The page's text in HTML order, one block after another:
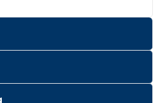
trên thế giới. Với công dụng
cơn đau nhức, mỏi cơ, bong
lại cảm giác thoải mái và
Hisamitsu 85ml mang lại sự
sử dụng. Thiết kế chai có